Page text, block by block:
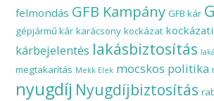
felmondás GFB Kampány GFB kár
gépjármű kár karácsony kockázat
kárbejelentés lakásbiztosítás
megtakarítás Mekk Elek mocskos politika
nyugdíj Nyugdíjbiztosítás